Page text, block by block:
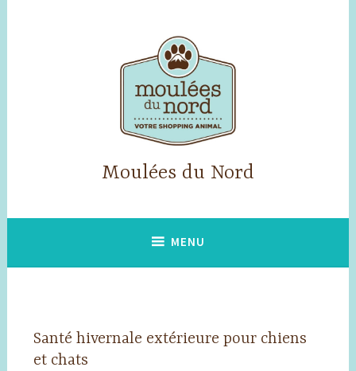
Moulées du Nord
MENU
Santé hivernale extérieure pour chiens
et chats